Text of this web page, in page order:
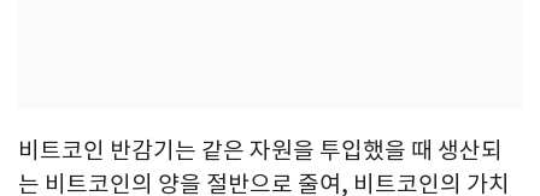
비트코인 반감기는 같은 자원을 투입했을 때 생산되
는 비트코인의 양을 절반으로 줄여, 비트코인의 가치